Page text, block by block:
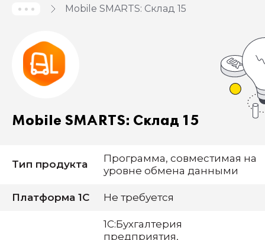
Mobile SMARTS: Склад 15
Mobile SMARTS: Склад 15
Тип продукта
Программа, совместимая на
уровне обмена данными
Платформа 1С Не требуется
1С:Бухгалтерия
предприятия,